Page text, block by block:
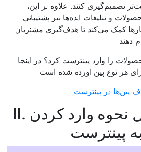
تصمیم‌گیری کنند. علاوه بر این،
و تبلیغات ایده‌ها نیز پشتیبانی
کمک می‌کند تا هدف‌گیری مشتریان
را وارد پینترست کرد؟ در اینجا
پین‌ها در پینترست
II. دستورالعمل نحوه وارد کردن
پینترست